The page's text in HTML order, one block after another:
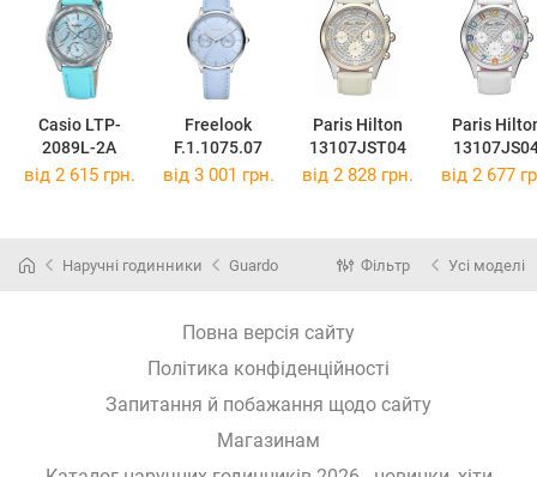
Casio LTP-
2089L-2A
Freelook
F.1.1075.07
Paris Hilton
13107JST04
Paris
від 2 615 грн. від 3 001 грн. від 2 828 грн. від 2 677
Наручні годинники Guardo Фільтр Усі моделі
Повна версія сайту
Політика конфіденційності
Запитання й побажання щодо сайту
Магазинам